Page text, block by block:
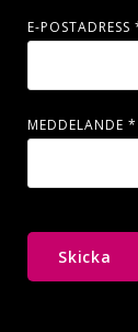
E-POSTADRESS
MEDDELANDE *